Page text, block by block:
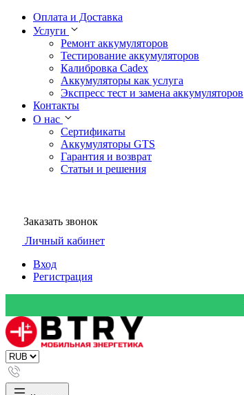
Оплата и Доставка
Услуги
Ремонт аккумуляторов
Тестирование аккумуляторов
Калибровка Cadex
Аккумуляторы как услуга
Экспресс тест и замена аккумуляторов
Контакты
О нас
Сертификаты
Аккумуляторы GTS
Гарантия и возврат
Статьи и решения
Заказать звонок
Личный кабинет
Вход
Регистрация